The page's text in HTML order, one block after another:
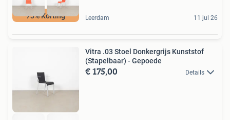
73% Korting Leerdam 11 jul 26
Vitra .03 Stoel Donkergrijs Kunststof
(Stapelbaar) - Gepoede
€ 175,00 Details